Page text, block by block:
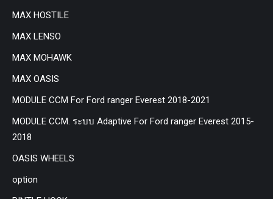
MAX HOSTILE
MAX LENSO
MAX MOHAWK
MAX OASIS
MODULE CCM For Ford ranger Everest 2018-2021
MODULE CCM. ระบบ Adaptive For Ford ranger Everest 2015-
2018
OASIS WHEELS
option